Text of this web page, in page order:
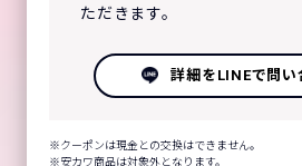
ただきます。
詳細をLINEで問い
クーポンは現金との交換はできません。
安カワ商品は対象外となります。